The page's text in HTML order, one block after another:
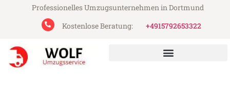
Professionelles Umzugsunternehmen in Dortmund
Kostenlose Beratung:
+4915792653322